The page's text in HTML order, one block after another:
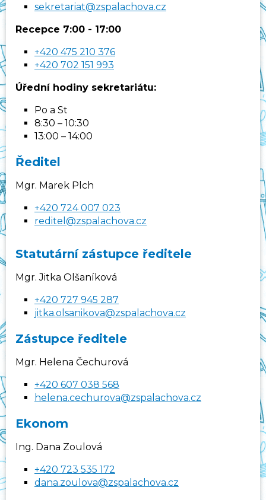
sekretariat@zspalachova.cz
Recepce 7:00 - 17:00
+420 475 210 376
+420 702 151 993
Úřední hodiny sekretariátu:
Po a St
8:30 – 10:30
13:00 – 14:00
Ředitel
Mgr. Marek Plch
+420 724 007 023
reditel@zspalachova.cz
Statutární zástupce ředitele
Mgr. Jitka Olšaníková
+420 727 945 287
jitka.olsanikova@zspalachova.cz
Zástupce ředitele
Mgr. Helena Čechurová
+420 607 038 568
helena.cechurova@zspalachova.cz
Ekonom
Ing. Dana Zoulová
+420 723 535 172
dana.zoulova@zspalachova.cz